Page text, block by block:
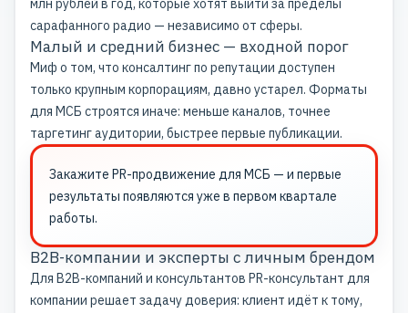
млн рублей в год, которые хотят выйти за пределы
сарафанного радио — независимо от сферы.
Малый и средний бизнес — входной порог
Миф о том, что консалтинг по репутации доступен
только крупным корпорациям, давно устарел. Форматы
для МСБ строятся иначе: меньше каналов, точнее
таргетинг аудитории, быстрее первые публикации.
Закажите PR-продвижение для МСБ — и первые
результаты появляются уже в первом квартале
работы.
B2B-компании и эксперты с личным брендом
Для B2B-компаний и консультантов PR-консультант для
компании решает задачу доверия: клиент идёт к тому,